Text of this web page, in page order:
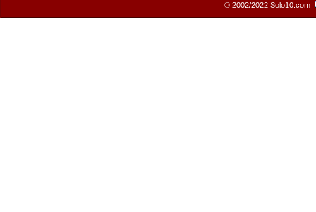
© 2002/2022 Solo10.com